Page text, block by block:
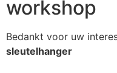
workshop
Bedankt voor uw
sleutelhanger